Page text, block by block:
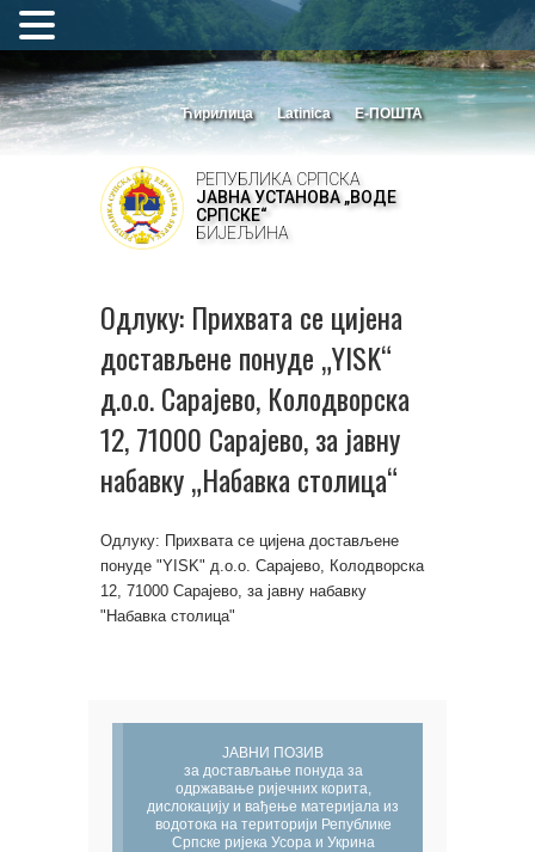
Ћирилица Latinica Е-ПОШТА
РЕПУБЛИКА СРПСКА
ЈАВНА УСТАНОВА „ВОДЕ
СРПСКЕ“
БИЈЕЉИНА
Одлуку: Прихвата се цијена
достављене понуде „YISK“
д.о.о. Сарајево, Колодворска
12, 71000 Сарајево, за јавну
набавку „Набавка столица“
Одлуку: Прихвата се цијена достављене
понуде "YISK" д.о.о. Сарајево, Колодворска
12, 71000 Сарајево, за јавну набавку
"Набавка столица"
ЈАВНИ ПОЗИВ
за достављање понуда за
одржавање ријечних корита,
дислокацију и вађење материјала из
водотока на територији Републике
Српске ријека Усора и Укрина